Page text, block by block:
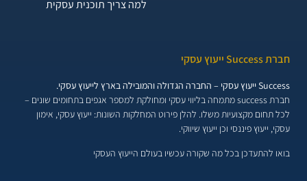
למה צריך תוכנית עסקית
חברת Success ייעוץ עסקי
Success ייעוץ עסקי – החברה הגדולה והמובילה בארץ לייעוץ עסקי.
חברת success מתמחה בליווי עסקי ומחולקת למספר אגפים בתחומים שונים –
לכל תחום מקצועיות משלו. להלן פירוט המחלקות השונות: ייעוץ עסקי, אימון
עסקי, ייעוץ פיננסי וכן ייעוץ שיווקי.
בואו להתעדכן בכל מה שקורה עכשיו בעולם הייעוץ העסקי